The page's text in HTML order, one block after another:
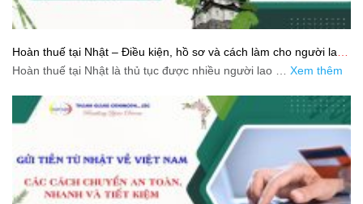
Hoàn thuế tại Nhật – Điều kiện, hồ sơ và cách làm cho người lao
động
Hoàn thuế tại Nhật là thủ tục được nhiều người lao … Xem thêm